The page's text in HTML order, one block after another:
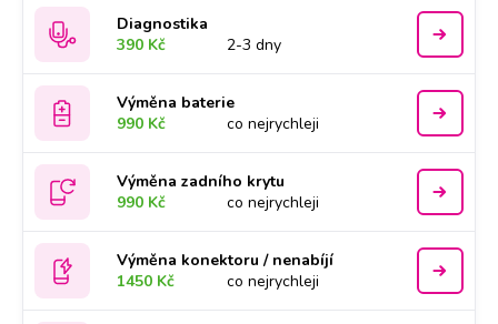
Diagnostika
390 Kč
2-3 dny
Výměna baterie
990 Kč
co nejrychleji
Výměna zadního krytu
990 Kč
co nejrychleji
Výměna konektoru / nenabíjí
1450 Kč
co nejrychleji